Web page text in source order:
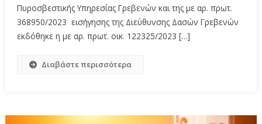
Πυροσβεστικής Υπηρεσίας Γρεβενών και της με αρ. πρωτ.
368950/2023 εισήγησης της Διεύθυνσης Δασών Γρεβενών
εκδόθηκε η με αρ. πρωτ. οικ. 122325/2023 […]
Διαβάστε περισσότερα